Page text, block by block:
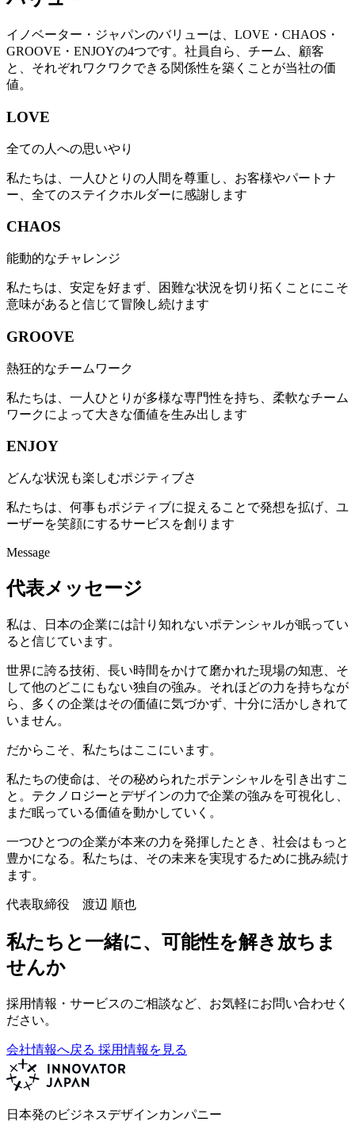
イノベーター・ジャパンのバリューは、LOVE・CHAOS・
GROOVE・ENJOYの4つです。社員自ら、チーム、顧客
と、それぞれワクワクできる関係性を築くことが当社の価
値。
LOVE
全ての人への思いやり
私たちは、一人ひとりの人間を尊重し、お客様やパートナ
ー、全てのステイクホルダーに感謝します
CHAOS
能動的なチャレンジ
私たちは、安定を好まず、困難な状況を切り拓くことにこそ
意味があると信じて冒険し続けます
GROOVE
熱狂的なチームワーク
私たちは、一人ひとりが多様な専門性を持ち、柔軟なチーム
ワークによって大きな価値を生み出します
ENJOY
どんな状況も楽しむポジティブさ
私たちは、何事もポジティブに捉えることで発想を拡げ、ユ
ーザーを笑顔にするサービスを創ります
Message
代表メッセージ
私は、日本の企業には計り知れないポテンシャルが眠ってい
ると信じています。
世界に誇る技術、長い時間をかけて磨かれた現場の知恵、そ
して他のどこにもない独自の強み。それほどの力を持ちなが
ら、多くの企業はその価値に気づかず、十分に活かしきれて
いません。
だからこそ、私たちはここにいます。
私たちの使命は、その秘められたポテンシャルを引き出すこ
と。テクノロジーとデザインの力で企業の強みを可視化し、
まだ眠っている価値を動かしていく。
一つひとつの企業が本来の力を発揮したとき、社会はもっと
豊かになる。私たちは、その未来を実現するために挑み続け
ます。
代表取締役 渡辺 順也
私たちと一緒に、可能性を解き放ちま
せんか
採用情報・サービスのご相談など、お気軽にお問い合わせく
ださい。
会社情報へ戻る 採用情報を見る
日本発のビジネスデザインカンパニー